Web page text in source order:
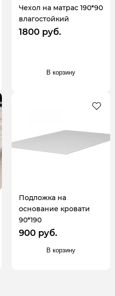
Чехол на матрас 190*90
влагостойкий
1800 руб.
В корзину
Подложка на
основание кровати
90*190
900 руб.
В корзину